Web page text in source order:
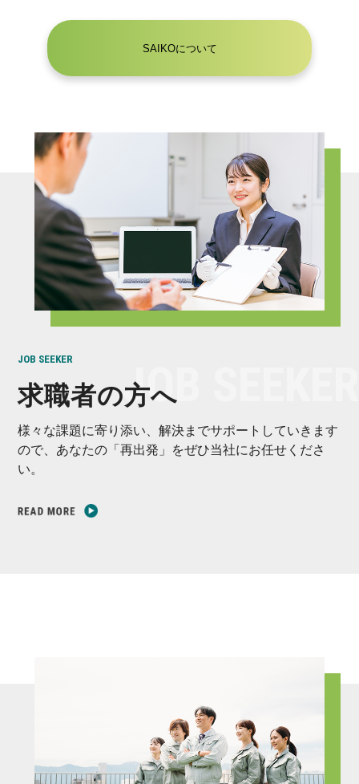
SAIKOについて
JOB SEEKER
求職者の方へ
様々な課題に寄り添い、解決までサポートしていきます
ので、あなたの「再出発」をぜひ当社にお任せくださ
い。